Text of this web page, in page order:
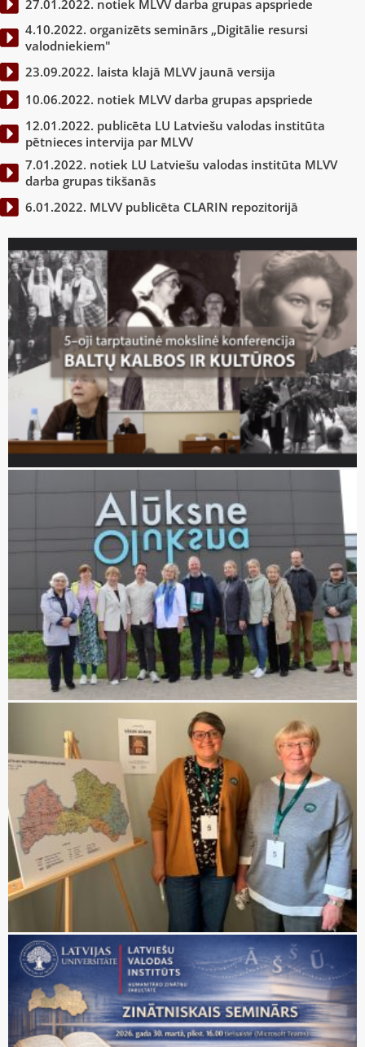
27.01.2022. notiek MLVV darba grupas apspriede
4.10.2022. organizēts seminārs „Digitālie resursi
valodniekiem"
23.09.2022. laista klajā MLVV jaunā versija
10.06.2022. notiek MLVV darba grupas apspriede
12.01.2022. publicēta LU Latviešu valodas institūta
pētnieces intervija par MLVV
7.01.2022. notiek LU Latviešu valodas institūta MLVV
darba grupas tikšanās
6.01.2022. MLVV publicēta CLARIN repozitorijā